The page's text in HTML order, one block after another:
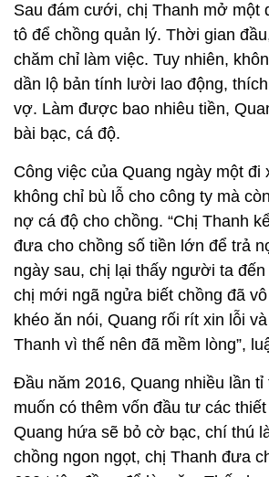
Sau đám cưới, chị Thanh mở một
tô để chồng quản lý. Thời gian
chăm chỉ làm việc. Tuy nhiên,
dần lộ bản tính lười lao động,
vợ. Làm được bao nhiêu tiền,
bài bạc, cá độ.
Công việc của Quang ngày một đi
không chỉ bù lỗ cho công ty mà
nợ cá độ cho chồng. “Chị Thanh
đưa cho chồng số tiền lớn để trả
ngày sau, chị lại thấy người ta
chị mới ngã ngửa biết chồng đã
khéo ăn nói, Quang rối rít xin lỗi
Thanh vì thế nên đã mềm lòng”,
Đầu năm 2016, Quang nhiều lần
muốn có thêm vốn đầu tư các
Quang hứa sẽ bỏ cờ bạc, chí thú
chồng ngon ngọt, chị Thanh đưa